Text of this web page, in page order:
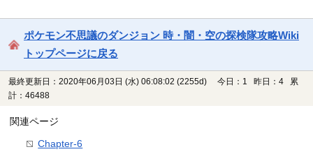
ポケモン不思議のダンジョン 時・闇・空の探検隊攻略Wiki
トップページに戻る
最終更新日：2020年06月03日 (水) 06:08:02 (2255d)
今日：1 昨日：4 累
計：46488
関連ページ
Chapter-6